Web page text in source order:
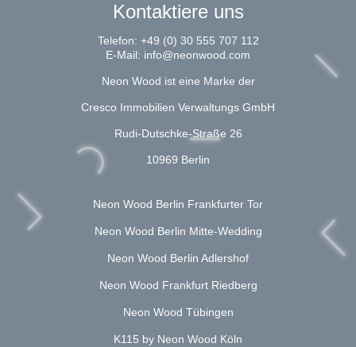
Kontaktiere uns
Telefon: +49 (0) 30 555 707 112
E-Mail: info@neonwood.com
Neon Wood ist eine Marke der
Cresco Immobilien Verwaltungs GmbH
Rudi-Dutschke-Straße 26
10969 Berlin
Neon Wood Berlin Frankfurter Tor
Neon Wood Berlin Mitte-Wedding
Neon Wood Berlin Adlershof
Neon Wood Frankfurt Riedberg
Neon Wood Tübingen
K115 by Neon Wood Köln